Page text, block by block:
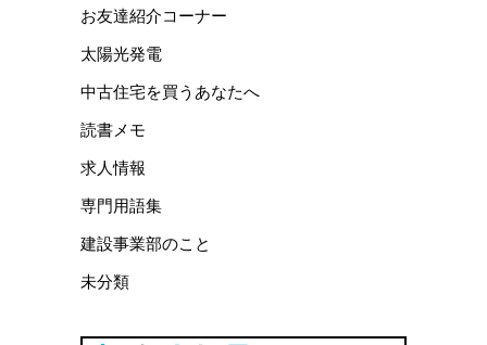
お友達紹介コーナー
太陽光発電
中古住宅を買うあなたへ
読書メモ
求人情報
専門用語集
建設事業部のこと
未分類